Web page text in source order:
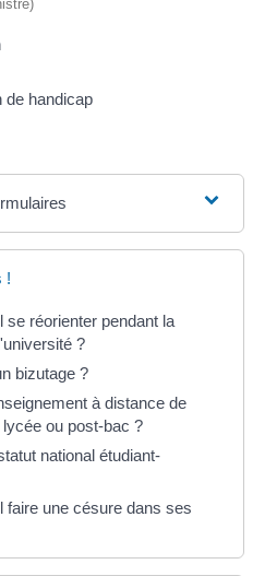
de handicap
!
se réorienter pendant la
?
bizutage ?
à distance de
ou post-bac ?
national étudiant-
faire une césure dans ses